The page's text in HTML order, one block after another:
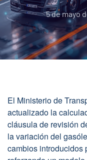
5 de mayo
El Ministerio de
actualizado la
cláusula de revisión
la variación del
cambios introducidos